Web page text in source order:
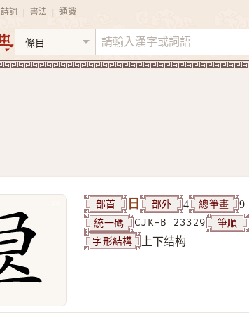
詩詞 書法 通識
部首 日 部外 4 總筆畫 9
統一碼 CJK-B 23329 筆順
字形結構 上下结构